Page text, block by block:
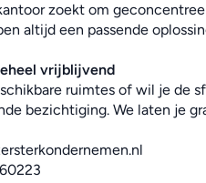
zoekt om
altijd een passende
vrijblijvend
ruimtes of wil je de
bezichtiging. We laten je